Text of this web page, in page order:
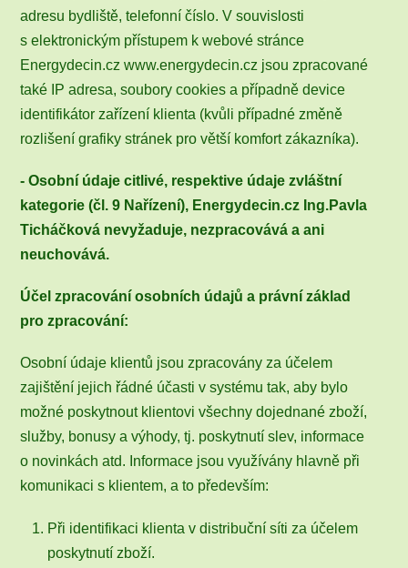
adresu bydliště, telefonní číslo. V souvislosti
s elektronickým přístupem k webové stránce
Energydecin.cz www.energydecin.cz jsou zpracované
také IP adresa, soubory cookies a případně device
identifikátor zařízení klienta (kvůli případné změně
rozlišení grafiky stránek pro větší komfort zákazníka).
- Osobní údaje citlivé, respektive údaje zvláštní
kategorie (čl. 9 Nařízení), Energydecin.cz Ing.Pavla
Ticháčková nevyžaduje, nezpracovává a ani
neuchovává.
Účel zpracování osobních údajů a právní základ
pro zpracování:
Osobní údaje klientů jsou zpracovány za účelem
zajištění jejich řádné účasti v systému tak, aby bylo
možné poskytnout klientovi všechny dojednané zboží,
služby, bonusy a výhody, tj. poskytnutí slev, informace
o novinkách atd. Informace jsou využívány hlavně při
komunikaci s klientem, a to především:
Při identifikaci klienta v distribuční síti za účelem
poskytnutí zboží.